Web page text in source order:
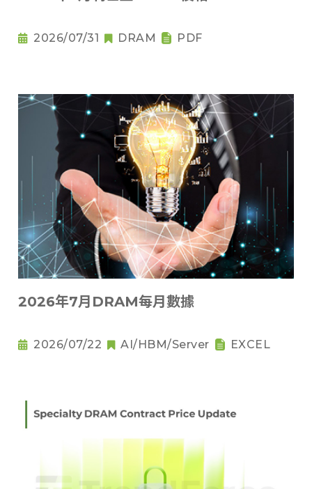
2026/07/31 DRAM PDF
2026年7月DRAM每月數據
2026/07/22 AI/HBM/Server EXCEL